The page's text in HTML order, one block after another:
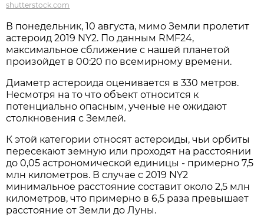
shutterstock.com
В понедельник, 10 августа, мимо Земли пролетит
астероид 2019 NY2. По данным RMF24,
максимальное сближение с нашей планетой
произойдет в 00:20 по всемирному времени.
Диаметр астероида оценивается в 330 метров.
Несмотря на то что объект относится к
потенциально опасным, ученые не ожидают
столкновения с Землей.
К этой категории относят астероиды, чьи орбиты
пересекают земную или проходят на расстоянии
до 0,05 астрономической единицы - примерно 7,5
млн километров. В случае с 2019 NY2
минимальное расстояние составит около 2,5 млн
километров, что примерно в 6,5 раза превышает
расстояние от Земли до Луны.